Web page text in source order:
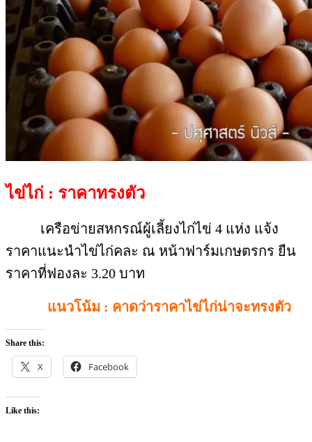
ไข่ไก่ : ราคาทรงตัว
เครือข่ายสหกรณ์ผู้เลี้ยงไก่ไข่ 4 แห่ง แจ้ง
ราคาแนะนำไข่ไก่คละ ณ หน้าฟาร์มเกษตรกร ยืน
ราคาที่ฟองละ 3.20 บาท
แนวโน้ม : คาดว่าราคาไข่ไก่น่าจะทรงตัว
Share this:
X Facebook
Like this: